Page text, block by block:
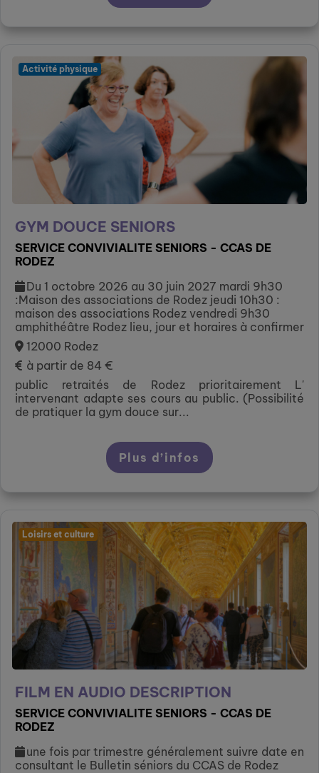
Activité physique
GYM DOUCE SENIORS
SERVICE CONVIVIALITE SENIORS - CCAS DE
RODEZ
Du 1 octobre 2026 au 30 juin 2027 mardi 9h30
:Maison des associations de Rodez jeudi 10h30 :
maison des associations Rodez vendredi 9h30
amphithéâtre Rodez lieu, jour et horaires à confirmer
12000 Rodez
à partir de 84 €
public retraités de Rodez prioritairement L'
intervenant adapte ses cours au public. (Possibilité
de pratiquer la gym douce sur...
Plus d’infos
Loisirs et culture
FILM EN AUDIO DESCRIPTION
SERVICE CONVIVIALITE SENIORS - CCAS DE
RODEZ
une fois par trimestre généralement suivre date en
consultant le Bulletin séniors du CCAS de Rodez